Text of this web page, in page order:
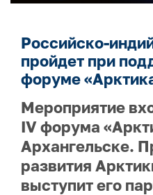
Российско-
пройдет при
форуме
Мероприятие
IV форума
Архангельске.
развития
выступит его